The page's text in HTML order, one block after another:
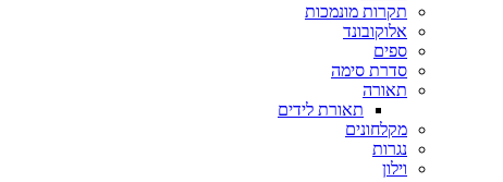
תקרות מונמכות
אלוקובונד
ספים
סדרת סימה
תאורה
תאורת לידים
מקלחונים
נגרות
וילון